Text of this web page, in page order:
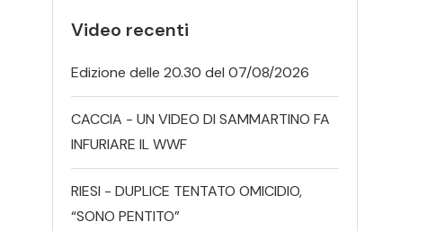
Video recenti
Edizione delle 20.30 del 07/08/2026
CACCIA - UN VIDEO DI SAMMARTINO FA
INFURIARE IL WWF
RIESI - DUPLICE TENTATO OMICIDIO,
“SONO PENTITO”